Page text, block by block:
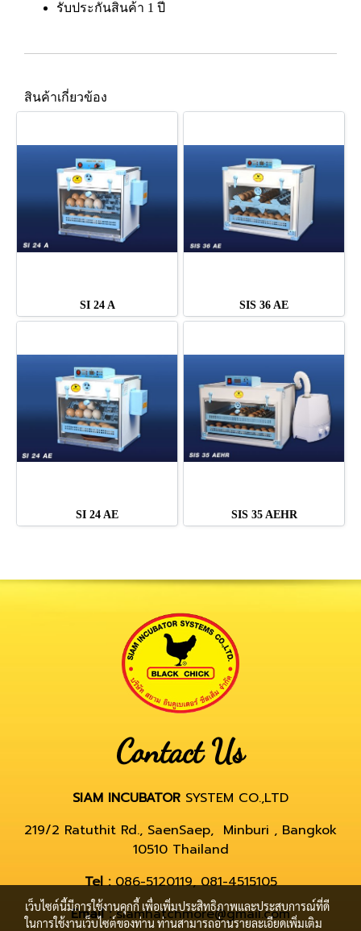
รับประกันสินค้า 1 ปี
สินค้าเกี่ยวข้อง
SI 24 A SIS 36 AE
SI 24 AE SIS 35 AEHR
Contact Us
SIAM INCUBATOR SYSTEM CO.,LTD
219/2 Ratuthit Rd., SaenSaep, Minburi , Bangkok
10510 Thailand
Tel :086-5120119, 081-4515105
Email :siamhatchmore@gmail.com
เว็บไซต์นี้มีการใช้งานคุกกี้ เพื่อเพิ่มประสิทธิภาพและประสบการณ์ที่ดี
ในการใช้งานเว็บไซต์ของท่าน ท่านสามารถอ่านรายละเอียดเพิ่มเติม